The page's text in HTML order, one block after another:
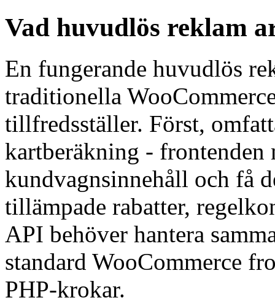
Vad huvudlös reklam
En fungerande huvudlös
traditionella
tillfredsställer. Först,
kartberäkning - frontenden
kundvagnsinnehåll och få
tillämpade rabatter,
API behöver hantera
standard WooCommerce
PHP-krokar.